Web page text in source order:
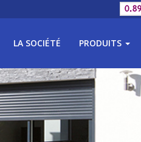
LA SOCIÉTÉ PRODUITS